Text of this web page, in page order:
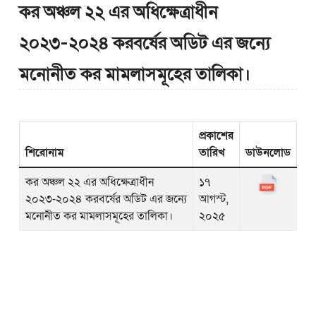
কর অঞ্চল ২২ এর অধিক্ষেত্রাধীন
২০২৩-২০২৪ করবর্ষের অডিট এর জন্যে
মনোনীত কর মামলাসমূহের তালিকা।
শিরোনাম
প্রকাশের
তারিখ
ডাউনলোড
কর অঞ্চল ২২ এর অধিক্ষেত্রাধীন
২০২৩-২০২৪ করবর্ষের অডিট এর জন্যে
মনোনীত কর মামলাসমূহের তালিকা।
১৭
আগস্ট,
২০২৫